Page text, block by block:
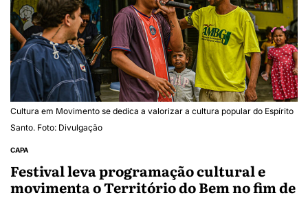
Cultura em Movimento se dedica a valorizar a cultura popular do Espírito
Santo. Foto: Divulgação
CAPA
Festival leva programação cultural e
movimenta o Território do Bem no fim de